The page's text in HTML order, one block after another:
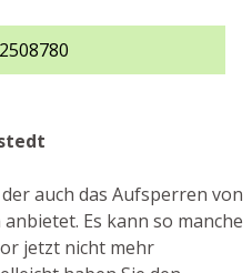
auch das Aufsperren von
Es kann so manche
jetzt nicht mehr